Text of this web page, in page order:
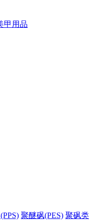
甲用品
聚醚砜(PES) 聚砜